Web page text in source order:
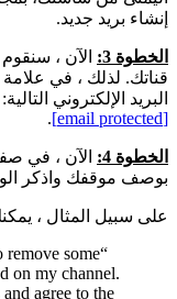
بريد جديد.
3:
الآن ، سنقوم بكتابة
لذلك ، في علامة تبويب
الإلكتروني التالية:[email protected]
.
4:
الآن ، في صفحة
موقفك واذكر الوصف
المثال ، يمكنك
to remove some
on my channel.
and agree to the